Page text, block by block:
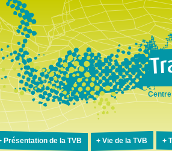
Présentation de la TVB Vie de la TVB